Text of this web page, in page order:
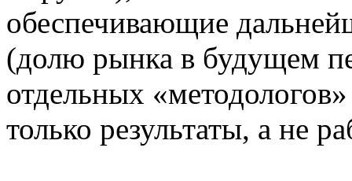
обеспечивающие
(долю рынка в будущем
отдельных
только результаты, а не